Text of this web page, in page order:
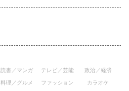
読書／マンガ テレビ／芸能
政治／経済
料理／グルメ ファッション
カラオケ